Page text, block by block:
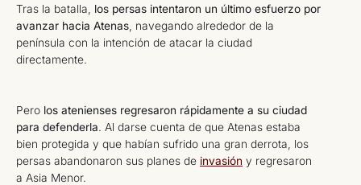
Tras la batalla, los persas intentaron un último esfuerzo por
avanzar hacia Atenas , navegando alrededor de la
península con la intención de atacar la ciudad
directamente.
Pero los atenienses regresaron rápidamente a su ciudad
para defenderla. Al darse cuenta de que Atenas estaba
bien protegida y que habían sufrido una gran derrota, los
persas abandonaron sus planes de invasión y regresaron
a Asia Menor.